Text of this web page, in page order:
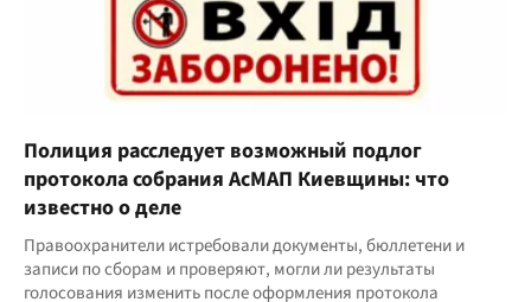
Полиция расследует возможный подлог
протокола собрания АсМАП Киевщины: что
известно о деле
Правоохранители истребовали документы, бюллетени и
записи по сборам и проверяют, могли ли результаты
голосования изменить после оформления протокола